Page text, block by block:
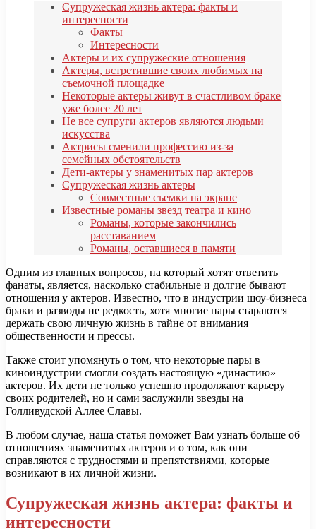
Супружеская жизнь актера: факты и
интересности
Факты
Интересности
Актеры и их супружеские отношения
Актеры, встретившие своих любимых на
съемочной площадке
Некоторые актеры живут в счастливом браке
уже более 20 лет
Не все супруги актеров являются людьми
искусства
Актрисы сменили профессию из-за
семейных обстоятельств
Дети-актеры у знаменитых пар актеров
Супружеская жизнь актеры
Совместные съемки на экране
Известные романы звезд театра и кино
Романы, которые закончились
расставанием
Романы, оставшиеся в памяти
Одним из главных вопросов, на который хотят ответить
фанаты, является, насколько стабильные и долгие бывают
отношения у актеров. Известно, что в индустрии шоу-бизнеса
браки и разводы не редкость, хотя многие пары стараются
держать свою личную жизнь в тайне от внимания
общественности и прессы.
Также стоит упомянуть о том, что некоторые пары в
киноиндустрии смогли создать настоящую «династию»
актеров. Их дети не только успешно продолжают карьеру
своих родителей, но и сами заслужили звезды на
Голливудской Аллее Славы.
В любом случае, наша статья поможет Вам узнать больше об
отношениях знаменитых актеров и о том, как они
справляются с трудностями и препятствиями, которые
возникают в их личной жизни.
Супружеская жизнь актера: факты и
интересности